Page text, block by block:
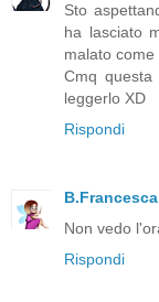
Sto
ha lasciato
malato
Cmq
leggerlo XD
Rispondi
B.Francesca
Non vedo
Rispondi